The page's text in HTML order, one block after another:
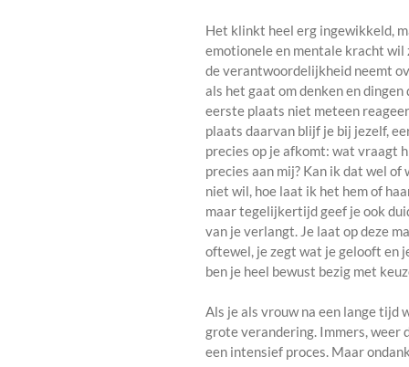
Het klinkt heel erg ingewikkeld,
emotionele en mentale kracht
de verantwoordelijkheid neemt
als het gaat om denken en
eerste plaats niet meteen
plaats daarvan blijf je bij jezelf,
precies op je afkomt: wat vraagt
precies aan mij? Kan ik dat wel
niet wil, hoe laat ik het hem of
maar tegelijkertijd geef je ook
van je verlangt. Je laat op deze
oftewel, je zegt wat je gelooft en
ben je heel bewust bezig met
Als je als vrouw na een lange tijd
grote verandering. Immers, weer
een intensief proces. Maar